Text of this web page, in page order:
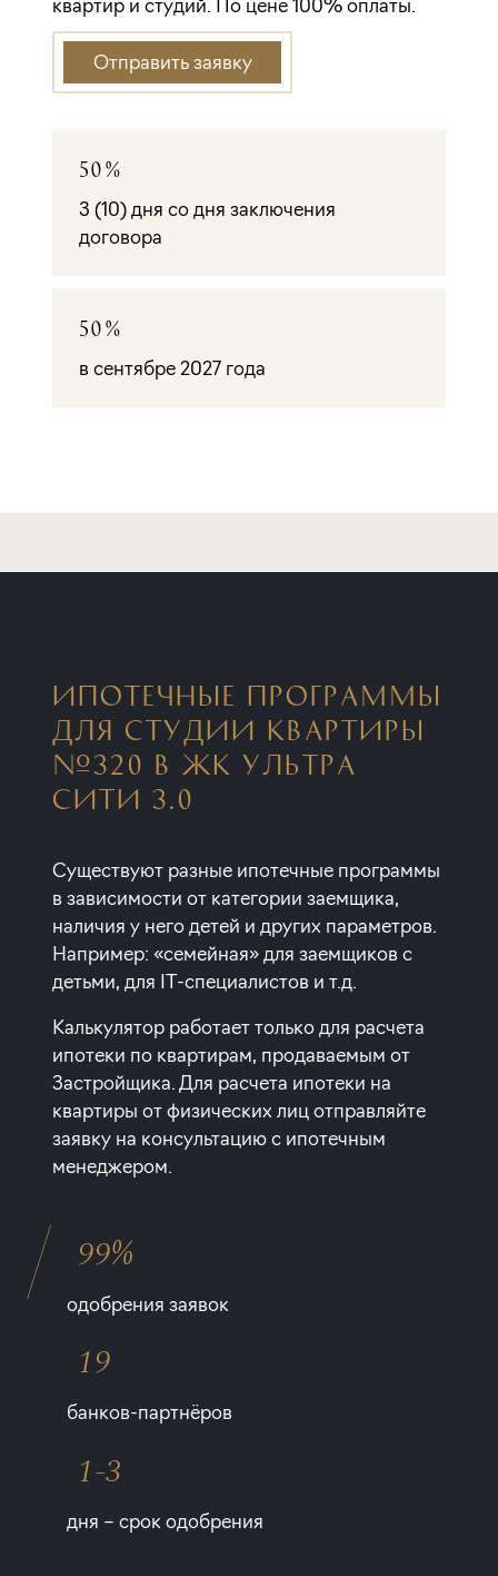
квартир и студий. По цене 100% оплаты.
Отправить заявку
50%
3 (10) дня со дня заключения
договора
50%
в сентябре 2027 года
ИПОТЕЧНЫЕ ПРОГРАММЫ
ДЛЯ СТУДИИ КВАРТИРЫ
№320 В ЖК УЛЬТРА
СИТИ 3.0
Существуют разные ипотечные программы
в зависимости от категории заемщика,
наличия у него детей и других параметров.
Например: «семейная» для заемщиков с
детьми, для IT-специалистов и т.д.
Калькулятор работает только для расчета
ипотеки по квартирам, продаваемым от
Застройщика. Для расчета ипотеки на
квартиры от физических лиц отправляйте
заявку на консультацию с ипотечным
менеджером.
99%
одобрения заявок
19
банков-партнёров
1-3
дня – срок одобрения